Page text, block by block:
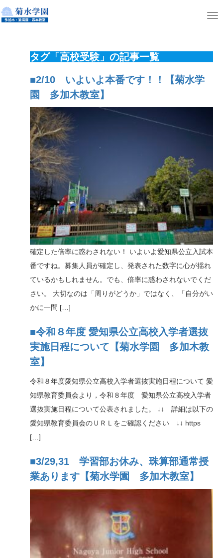
T
a
t
i
n
ホーム ニュース
タグ「高校受験」の記事一覧
■2/10 いよいよ本番です！！【菊水学
園 多加木教室】
確定した倍率に惑わされない！ いよいよ愛知県公立入試本
番ですね。募集人員が確定し、発表された数字に心が揺れ
ているかもしれません。でも、倍率に惑わされないでくだ
さい。 大切なのは「周りがどうか」ではなく、「自分がい
かに一問 […]
■令和８年度 愛知県公立高校入学者選抜
実施日程について【菊水学園 多加木教
室】
令和８年度愛知県公立高校入学者選抜実施日程について 愛
知県教育委員会より，令和８年度 愛知県公立高校入学者
選抜実施日程について公表されました。 ↓↓ 詳細は以下の
愛知県教育委員会のＵＲＬをご確認ください ↓↓ https
[…]
■3/29,31 学習部お休み、珠算部通常授
業あります【菊水学園 多加木教室】